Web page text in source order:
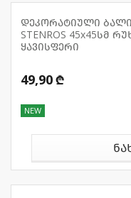
დეკორატიული
STENROS 45x45სმ
ყავისფერი
49,90 ₾
NEW